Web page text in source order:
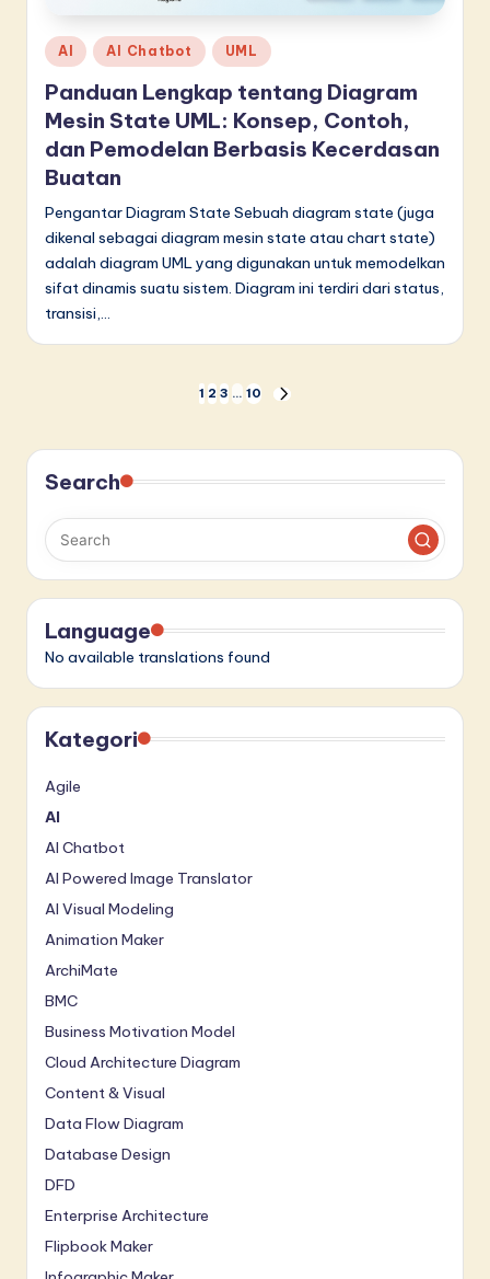
Posted
in
AI AI Chatbot UML
Panduan Lengkap tentang Diagram
Mesin State UML: Konsep, Contoh,
dan Pemodelan Berbasis Kecerdasan
Buatan
Pengantar Diagram State Sebuah diagram state (juga
dikenal sebagai diagram mesin state atau chart state)
adalah diagram UML yang digunakan untuk memodelkan
sifat dinamis suatu sistem. Diagram ini terdiri dari status,
transisi,…
pos
1 2 3 … 10
NEXT
Search
Language
No available translations found
Kategori
Agile
AI
AI Chatbot
AI Powered Image Translator
AI Visual Modeling
Animation Maker
ArchiMate
BMC
Business Motivation Model
Cloud Architecture Diagram
Content & Visual
Data Flow Diagram
Database Design
DFD
Enterprise Architecture
Flipbook Maker